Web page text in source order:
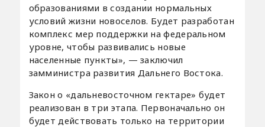
образованиями в создании нормальных
условий жизни новоселов. Будет разработан
комплекс мер поддержки на федеральном
уровне, чтобы развивались новые
населенные пункты», — заключил
замминистра развития Дальнего Востока.
Закон о «дальневосточном гектаре» будет
реализован в три этапа. Первоначально он
будет действовать только на территории